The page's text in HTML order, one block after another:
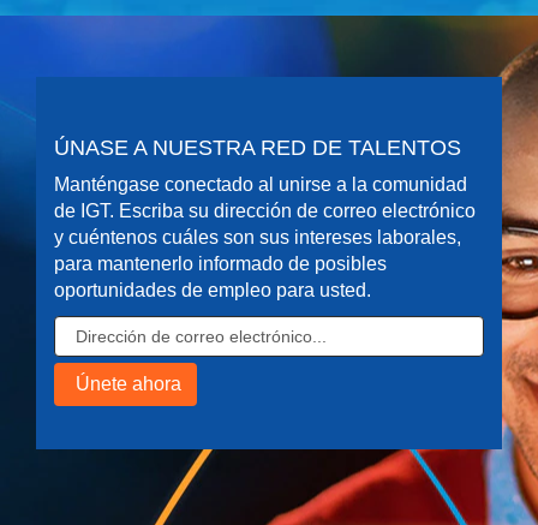
ÚNASE A NUESTRA RED DE TALENTOS
Manténgase conectado al unirse a la comunidad
de IGT. Escriba su dirección de correo electrónico
y cuéntenos cuáles son sus intereses laborales,
para mantenerlo informado de posibles
oportunidades de empleo para usted.